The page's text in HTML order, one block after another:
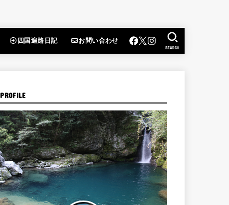
四国遍路日記 お問い合わせ
SEARCH
PROFILE